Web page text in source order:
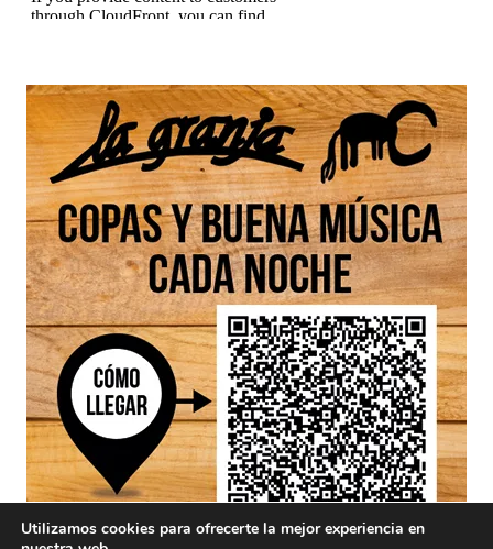
Utilizamos cookies para ofrecerte la mejor experiencia en